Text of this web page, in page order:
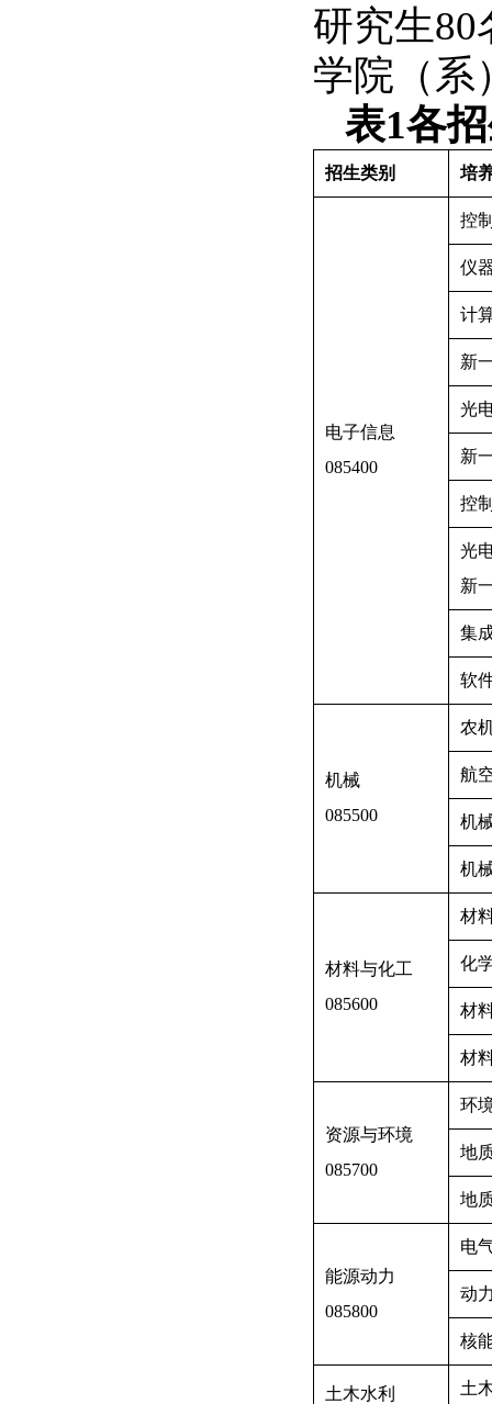
研究生80
学院（系
表1各
招生类别 培
电子信息
085400
控
仪
计
新
光
新
控
光
新
集
软
机械
085500
农
航
机
机
材料与化工
085600
材
化
材
材
资源与环境
085700
环
地
地
能源动力
085800
电
动
核
土木水利
土